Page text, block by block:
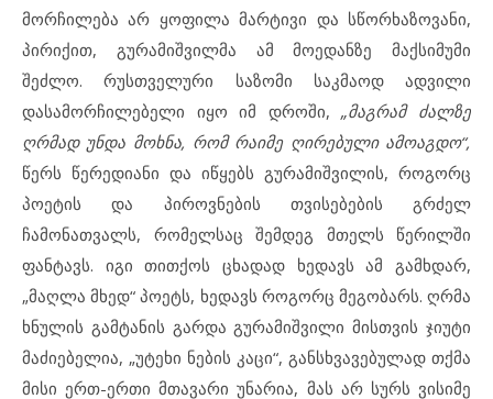
მორჩილება არ ყოფილა მარტივი და სწორხაზოვანი,
პირიქით, გურამიშვილმა ამ მოედანზე მაქსიმუმი
შეძლო. რუსთველური საზომი საკმაოდ ადვილი
დასამორჩილებელი იყო იმ დროში,„მაგრამ ძალზე
ღრმად უნდა მოხნა, რომ რაიმე ღირებული ამოაგდო“,
წერს წერედიანი და იწყებს გურამიშვილის, როგორც
პოეტის და პიროვნების თვისებების გრძელ
ჩამონათვალს, რომელსაც შემდეგ მთელს წერილში
ფანტავს. იგი თითქოს ცხადად ხედავს ამ გამხდარ,
„მაღლა მხედ“ პოეტს, ხედავს როგორც მეგობარს. ღრმა
ხნულის გამტანის გარდა გურამიშვილი მისთვის ჯიუტი
მაძიებელია, „უტეხი ნების კაცი“, განსხვავებულად თქმა
მისი ერთ-ერთი მთავარი უნარია, მას არ სურს ვისიმე